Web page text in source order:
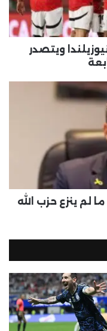
ويتصدر
لم ينزع حزب الله